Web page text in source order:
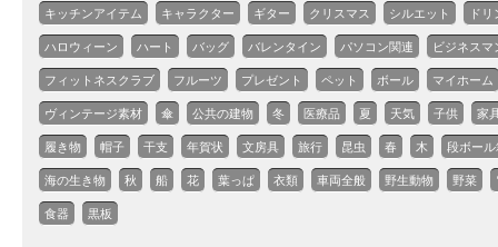
キッチンアイテム キャラクター ギター クリスマス シルエット ド
ハロウィーン ハート バッグ バレンタイン パソコン関連 ビジネスマ
フィットネスクラブ フルーツ プレゼント ペット ボール マイホーム
ヴィンテージ素材 傘 公共の建物 冬 医療品 夏 天気 子供 家
履き物 帽子 干支 年賀状 文房具 旅行 昆虫 春 木 段ボー
海の生き物 秋 船 花 葉っぱ 衣類 車両全般 野生動物 野菜
食器 黒板